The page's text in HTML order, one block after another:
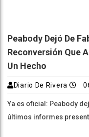
Peabody Dejó De
Reconversión Que
Un Hecho
Diario De Rivera
Ya es oficial: Peabody
últimos informes